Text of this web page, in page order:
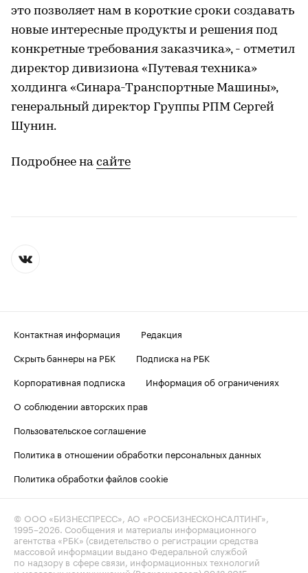
это позволяет нам в короткие сроки создавать
новые интересные продукты и решения под
конкретные требования заказчика», - отметил
директор дивизиона «Путевая техника»
холдинга «Синара-Транспортные Машины»,
генеральный директор Группы РПМ Сергей
Шунин.
Подробнее на сайте
Контактная информация
Редакция
Скрыть баннеры на РБК
Подписка на РБК
Корпоративная подписка
Информация об ограничениях
О соблюдении авторских прав
Пользовательское соглашение
Политика в отношении обработки персональных данных
Политика обработки файлов cookie
© ООО «БИЗНЕСПРЕСС», АО «РОСБИЗНЕСКОНСАЛТИНГ»,
1995–2026. Сообщения и материалы информационного
агентства «РБК» (свидетельство о регистрации средства
массовой информации выдано Федеральной службой
по надзору в сфере связи, информационных технологий